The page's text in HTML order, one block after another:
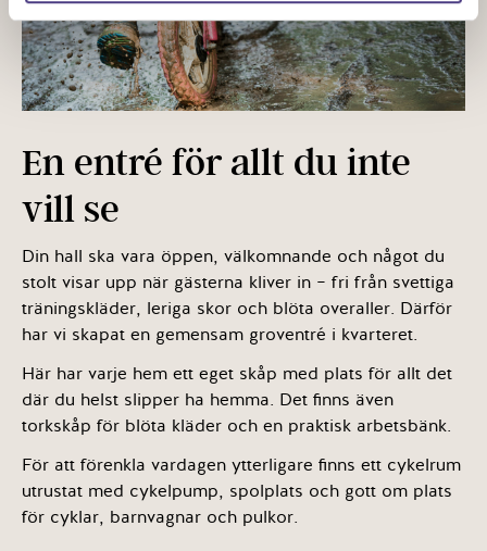
En entré för allt du inte
vill se
Din hall ska vara öppen, välkomnande och något du
stolt visar upp när gästerna kliver in – fri från svettiga
träningskläder, leriga skor och blöta overaller. Därför
har vi skapat en gemensam groventré i kvarteret.
Här har varje hem ett eget skåp med plats för allt det
där du helst slipper ha hemma. Det finns även
torkskåp för blöta kläder och en praktisk arbetsbänk.
För att förenkla vardagen ytterligare finns ett cykelrum
utrustat med cykelpump, spolplats och gott om plats
för cyklar, barnvagnar och pulkor.